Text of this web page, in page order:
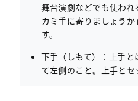
舞台演劇などでも使わ
カミ手に寄りましょう
す。
下手（しもて）：上手
て左側のこと。上手とセ